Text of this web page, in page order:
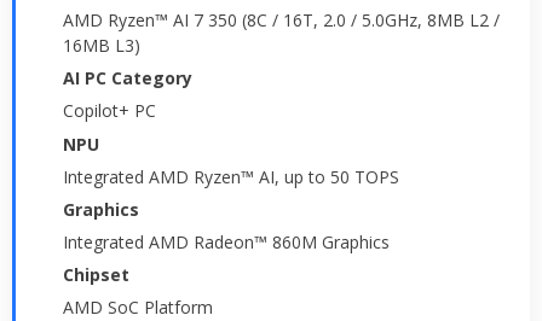
AMD Ryzen™ AI 7 350 (8C / 16T, 2.0 / 5.0GHz, 8MB L2 /
16MB L3)
AI PC Category
Copilot+ PC
NPU
Integrated AMD Ryzen™ AI, up to 50 TOPS
Graphics
Integrated AMD Radeon™ 860M Graphics
Chipset
AMD SoC Platform